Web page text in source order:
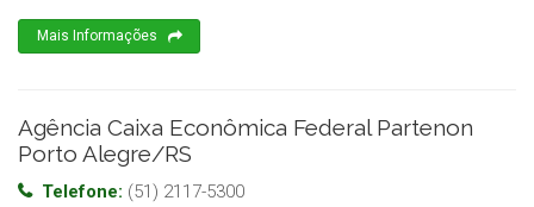
Mais Informações
Agência Caixa Econômica Federal Partenon
Porto Alegre/RS
Telefone: (51) 2117-5300